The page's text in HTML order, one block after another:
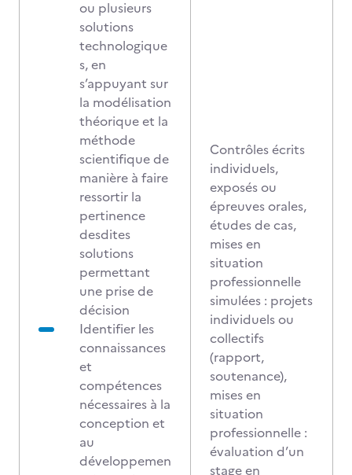
ou plusieurs
solutions
technologique
s, en
s’appuyant sur
la modélisation
théorique et la
méthode
scientifique de
manière à faire
ressortir la
pertinence
desdites
solutions
permettant
une prise de
décision
Identifier les
connaissances
et
compétences
nécessaires à la
conception et
au
développemen
Contrôles écrits
individuels,
exposés ou
épreuves orales,
études de cas,
mises en
situation
professionnelle
simulées : projets
individuels ou
collectifs
(rapport,
soutenance),
mises en
situation
professionnelle :
évaluation d’un
stage en